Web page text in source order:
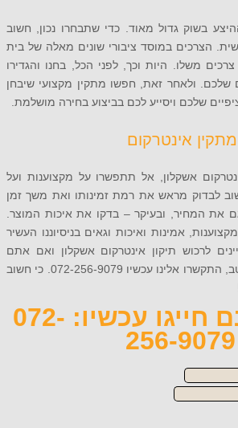
גדול מאוד. כדי שתבחרו נכון, חשוב
במוסד ציבורי שונים מאלה של בית
היות וכך, לפני הכל, בחנו והגדירו
זאת, חפשו מתקין מקצועי שיבחן
ויסייע לכם בביצוע בחירה מושלמת.
אינטרקום
אל תתפשרו על מקצוענות ועל
מראש את רמת זמינותו ואת משך זמן
ובעיקר – בדקו את איכות המוצר.
ואיכות וגאים בניסיוננו העשיר
תיקון אינטרקום אשקלון ואם אתם
מעוניינים לקבל את המיטב, התקשרו אלינו עכשיו 072-256-9079. כי חשוב
לייעוץ חינם חייגו עכשיו: 072-
256-